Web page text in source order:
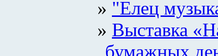
"Елец
Выставка
бумажных